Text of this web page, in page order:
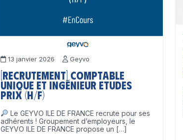
13 janvier 2026 Geyvo
[Recrutement] Comptable
unique et Ingénieur Etudes
Prix (H/F)
Le GEYVO ILE DE FRANCE recrute pour ses
adhérents ! Groupement d’employeurs, le
GEYVO ILE DE FRANCE propose un […]